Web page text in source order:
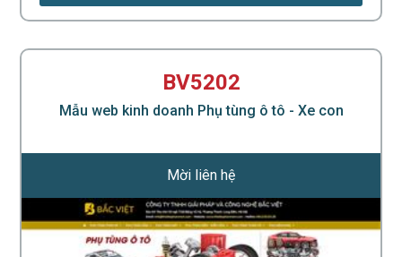
BV5202
Mẫu web kinh doanh Phụ tùng ô tô - Xe con
Mời liên hệ